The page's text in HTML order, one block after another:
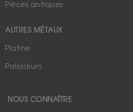
Pièces antiques
AUTRES MÉTAUX
Platine
Palladium
NOUS CONNAÎTRE